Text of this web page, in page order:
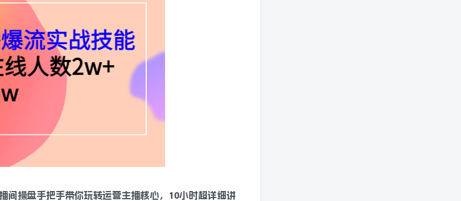
间操盘手把手带你玩转运营主播核心，10小时超详细讲